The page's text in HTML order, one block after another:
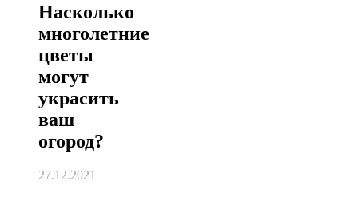
Насколько
многолетние
цветы
могут
украсить
ваш
огород?
27.12.2021